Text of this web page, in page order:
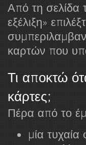
Από τη σελίδα
εξέλιξη»
καρτών που
Τι αποκτώ
κάρτες;
Πέρα από το
μία